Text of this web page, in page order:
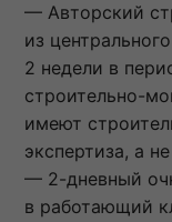
— Авторский
из
2 недели в
строительно-
имеют
экспертиза, а
— 2-дневный
в работающий